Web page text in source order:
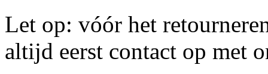
Let op: vóór het
altijd eerst contact op met